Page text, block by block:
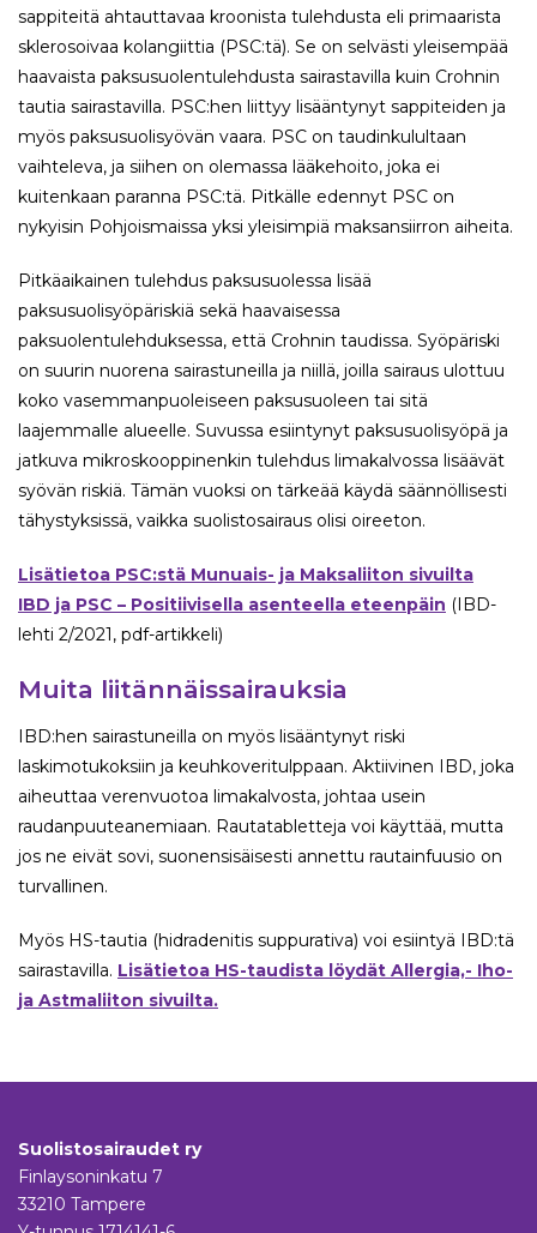
sappiteitä ahtauttavaa kroonista tulehdusta eli primaarista
sklerosoivaa kolangiittia (PSC:tä). Se on selvästi yleisempää
haavaista paksusuolentulehdusta sairastavilla kuin Crohnin
tautia sairastavilla. PSC:hen liittyy lisääntynyt sappiteiden ja
myös paksusuolisyövän vaara. PSC on taudinkulultaan
vaihteleva, ja siihen on olemassa lääkehoito, joka ei
kuitenkaan paranna PSC:tä. Pitkälle edennyt PSC on
nykyisin Pohjoismaissa yksi yleisimpiä maksansiirron aiheita.
Pitkäaikainen tulehdus paksusuolessa lisää
paksusuolisyöpäriskiä sekä haavaisessa
paksuolentulehduksessa, että Crohnin taudissa. Syöpäriski
on suurin nuorena sairastuneilla ja niillä, joilla sairaus ulottuu
koko vasemmanpuoleiseen paksusuoleen tai sitä
laajemmalle alueelle. Suvussa esiintynyt paksusuolisyöpä ja
jatkuva mikroskooppinenkin tulehdus limakalvossa lisäävät
syövän riskiä. Tämän vuoksi on tärkeää käydä säännöllisesti
tähystyksissä, vaikka suolistosairaus olisi oireeton.
Lisätietoa PSC:stä Munuais- ja Maksaliiton sivuilta
IBD ja PSC – Positiivisella asenteella eteenpäin (IBD-
lehti 2/2021, pdf-artikkeli)
Muita liitännäissairauksia
IBD:hen sairastuneilla on myös lisääntynyt riski
laskimotukoksiin ja keuhkoveritulppaan. Aktiivinen IBD, joka
aiheuttaa verenvuotoa limakalvosta, johtaa usein
raudanpuuteanemiaan. Rautatabletteja voi käyttää, mutta
jos ne eivät sovi, suonensisäisesti annettu rautainfuusio on
turvallinen.
Myös HS-tautia (hidradenitis suppurativa) voi esiintyä IBD:tä
sairastavilla. Lisätietoa HS-taudista löydät Allergia,- Iho-
ja Astmaliiton sivuilta.
Suolistosairaudet ry
Finlaysoninkatu 7
33210 Tampere